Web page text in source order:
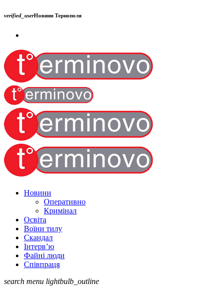
verified_userНовини Тернополя
Новини
Оперативно
Кримінал
Освіта
Воїни тилу
Скандал
Інтерв’ю
Файні люди
Співпраця
search menu lightbulb_outline